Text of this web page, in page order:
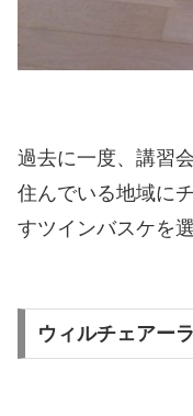
過去に一度、講習
住んでいる地域に
すツインバスケを
ウィルチェアー